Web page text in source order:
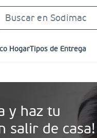
HogarTipos de Entrega
y haz tu
salir de casa!